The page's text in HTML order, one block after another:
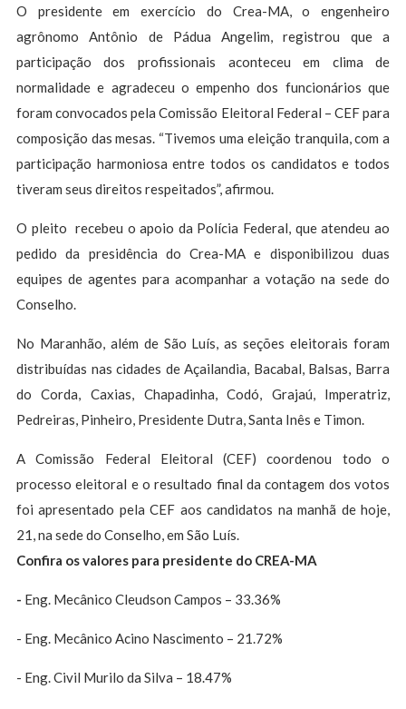
O presidente em exercício do Crea-MA, o engenheiro
agrônomo Antônio de Pádua Angelim, registrou que a
participação dos profissionais aconteceu em clima de
normalidade e agradeceu o empenho dos funcionários que
foram convocados pela Comissão Eleitoral Federal – CEF para
composição das mesas. “Tivemos uma eleição tranquila, com a
participação harmoniosa entre todos os candidatos e todos
tiveram seus direitos respeitados”, afirmou.
O pleito recebeu o apoio da Polícia Federal, que atendeu ao
pedido da presidência do Crea-MA e disponibilizou duas
equipes de agentes para acompanhar a votação na sede do
Conselho.
No Maranhão, além de São Luís, as seções eleitorais foram
distribuídas nas cidades de Açailandia, Bacabal, Balsas, Barra
do Corda, Caxias, Chapadinha, Codó, Grajaú, Imperatriz,
Pedreiras, Pinheiro, Presidente Dutra, Santa Inês e Timon.
A Comissão Federal Eleitoral (CEF) coordenou todo o
processo eleitoral e o resultado final da contagem dos votos
foi apresentado pela CEF aos candidatos na manhã de hoje,
21, na sede do Conselho, em São Luís.
Confira os valores para presidente do CREA-MA
- Eng. Mecânico Cleudson Campos – 33.36%
- Eng. Mecânico Acino Nascimento – 21.72%
- Eng. Civil Murilo da Silva – 18.47%